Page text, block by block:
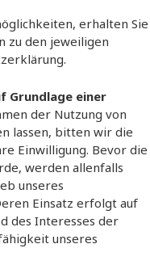
erhalten Sie
zu den jeweiligen
Grundlage einer
der Nutzung von
lassen, bitten wir die
Einwilligung. Bevor die
werden allenfalls
unseres
Einsatz erfolgt auf
des Interesses der
unseres